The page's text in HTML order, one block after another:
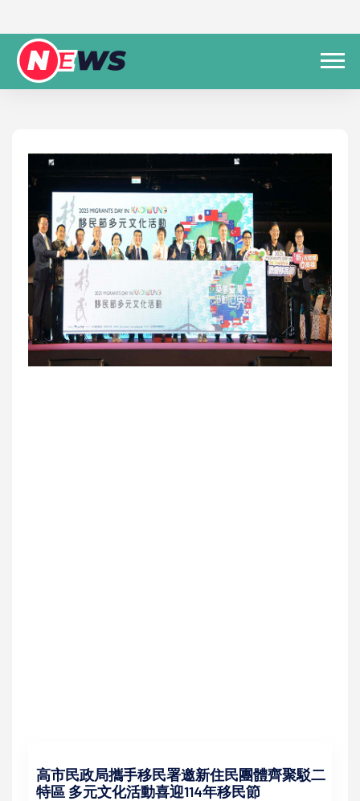
高市民政局攜手移民署邀新住民團體齊聚駁二
特區 多元文化活動喜迎114年移民節